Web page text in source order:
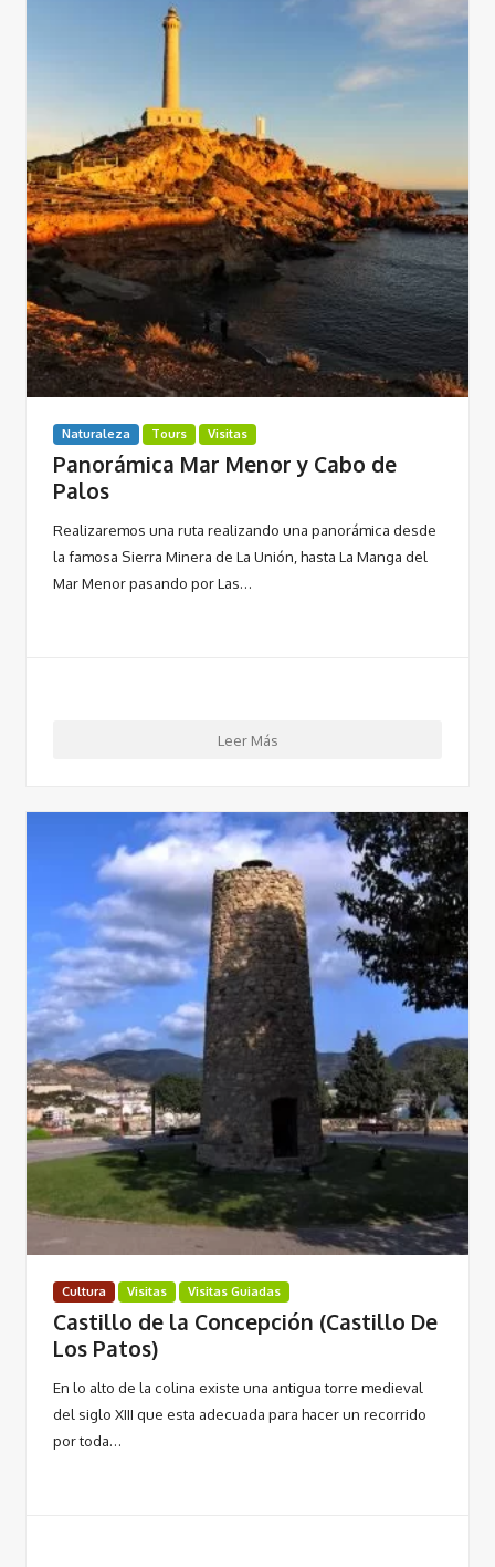
Naturaleza Tours Visitas
Panorámica Mar Menor y Cabo de
Palos
Realizaremos una ruta realizando una panorámica desde
la famosa Sierra Minera de La Unión, hasta La Manga del
Mar Menor pasando por Las…
Leer Más
Cultura Visitas Visitas Guiadas
Castillo de la Concepción (Castillo De
Los Patos)
En lo alto de la colina existe una antigua torre medieval
del siglo XIII que esta adecuada para hacer un recorrido
por toda…